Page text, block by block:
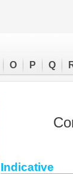
O P Q
Indicative